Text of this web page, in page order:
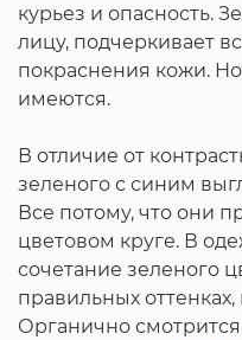
курьез и опасность.
лицу, подчеркивает
покраснения кожи.
имеются.
В отличие от
зеленого с синим
Все потому, что они
цветовом круге. В
сочетание зеленого
правильных
Органично